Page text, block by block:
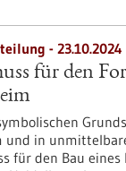
- 23.10.2024
für den
und in
für den Bau